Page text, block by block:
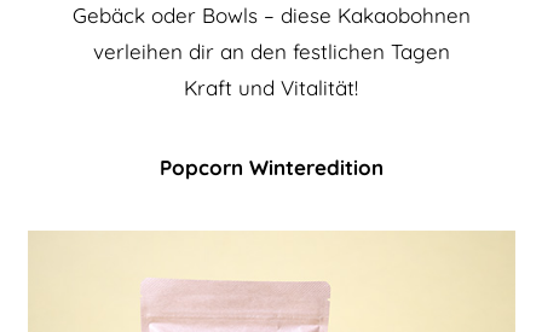
Gebäck oder Bowls – diese Kakaobohnen
verleihen dir an den festlichen Tagen
Kraft und Vitalität!
Popcorn Winteredition